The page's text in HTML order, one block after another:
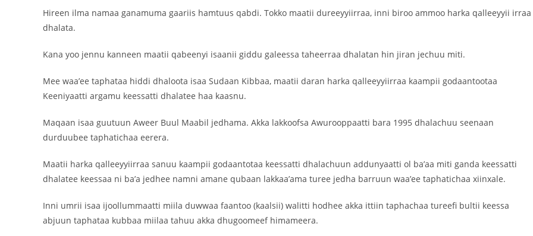
Hireen ilma namaa ganamuma gaariis hamtuus qabdi. Tokko maatii dureeyyiirraa, inni biroo ammoo harka qalleeyyii irraa
dhalata.
Kana yoo jennu kanneen maatii qabeenyi isaanii giddu galeessa taheerraa dhalatan hin jiran jechuu miti.
Mee waa’ee taphataa hiddi dhaloota isaa Sudaan Kibbaa, maatii daran harka qalleeyyiirraa kaampii godaantootaa
Keeniyaatti argamu keessatti dhalatee haa kaasnu.
Maqaan isaa guutuun Aweer Buul Maabil jedhama. Akka lakkoofsa Awurooppaatti bara 1995 dhalachuu seenaan
durduubee taphatichaa eerera.
Maatii harka qalleeyyiirraa sanuu kaampii godaantotaa keessatti dhalachuun addunyaatti ol ba’aa miti ganda keessatti
dhalatee keessaa ni ba’a jedhee namni amane qubaan lakkaa’ama turee jedha barruun waa’ee taphatichaa xiinxale.
Inni umrii isaa ijoollummaatti miila duwwaa faantoo (kaalsii) walitti hodhee akka ittiin taphachaa tureefi bultii keessa
abjuun taphataa kubbaa miilaa tahuu akka dhugoomeef himameera.